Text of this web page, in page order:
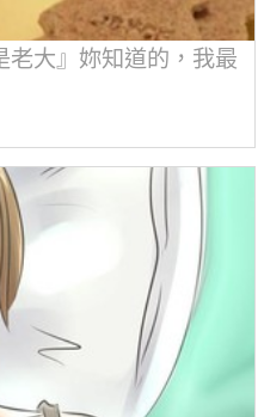
老大』妳知道的，我最